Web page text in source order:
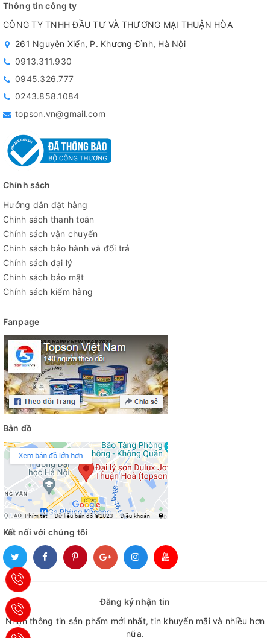
Thông tin công ty
CÔNG TY TNHH ĐẦU TƯ VÀ THƯƠNG MẠI THUẬN HÒA
261 Nguyễn Xiển, P. Khương Đình, Hà Nội
0913.311.930
0945.326.777
0243.858.1084
topson.vn@gmail.com
Chính sách
Hướng dẫn đặt hàng
Chính sách thanh toán
Chính sách vận chuyển
Chính sách bảo hành và đổi trả
Chính sách đại lý
Chính sách bảo mật
Chính sách kiểm hàng
Fanpage
Bản đồ
Kết nối với chúng tôi
Đăng ký nhận tin
Nhận thông tin sản phẩm mới nhất, tin khuyến mãi và nhiều hơn
nữa.